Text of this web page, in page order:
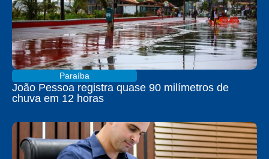
Paraíba
João Pessoa registra quase 90 milímetros de
chuva em 12 horas